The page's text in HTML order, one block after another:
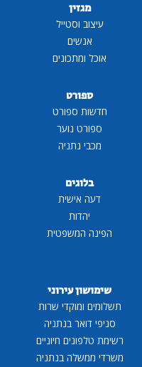
מגזין
עיצוב וסטייל
אנשים
אוכל ומתכונים
ספורט
חדשות ספורט
ספורט נוער
מכבי נתניה
בלוגים
דעה אישית
יהדות
הפינה המשפטית
שימושון עירוני
תשלומים ומוקדי שרות
סניפי דואר בנתניה
רשימת טלפונים חיוניים
משרדי ממשלה בנתניה